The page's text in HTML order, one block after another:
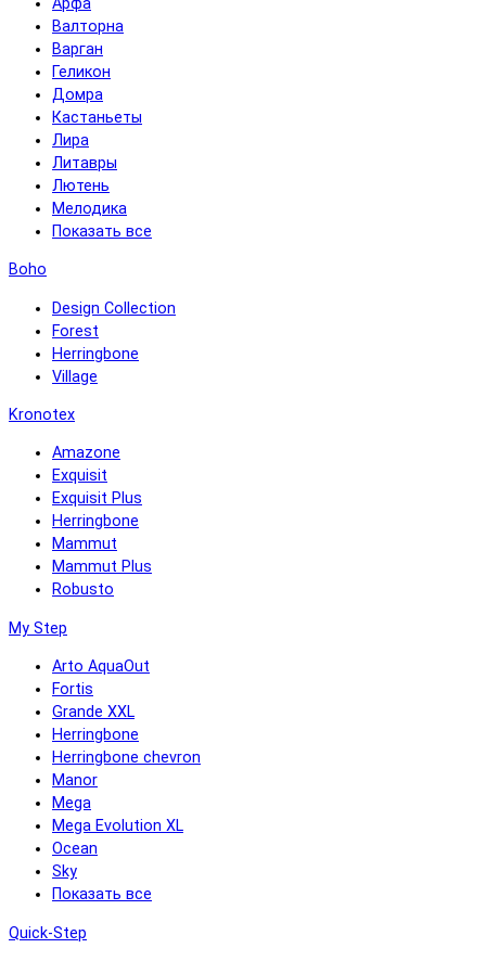
Валторна
Варган
Геликон
Домра
Кастаньеты
Лира
Литавры
Лютень
Мелодика
Показать все
Boho
Design Collection
Forest
Herringbone
Village
Kronotex
Amazone
Exquisit
Exquisit Plus
Herringbone
Mammut
Mammut Plus
Robusto
My Step
Arto AquaOut
Fortis
Grande XXL
Herringbone
Herringbone chevron
Manor
Mega
Mega Evolution XL
Ocean
Sky
Показать все
Quick-Step